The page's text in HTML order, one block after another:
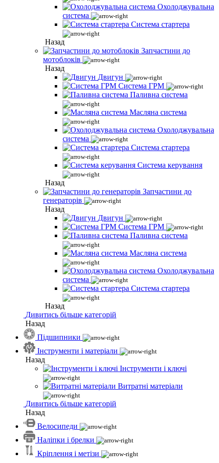
Охолоджувальна
система
Система стартера
Назад
Запчастини до
мотоблоків
Назад
Двигун
Система ГРМ
Паливна система
Масляна система
Охолоджувальна
система
Система стартера
Система керування
Назад
Запчастини до
генераторів
Назад
Двигун
Система ГРМ
Паливна система
Масляна система
Охолоджувальна
система
Система стартера
Назад
Дивитись більше категорій
Назад
Підшипники
Інструменти і матеріали
Назад
Інструменти і ключі
Витратні матеріали
Дивитись більше категорій
Назад
Велосипеди
Наліпки і брелки
Кріплення і метізи